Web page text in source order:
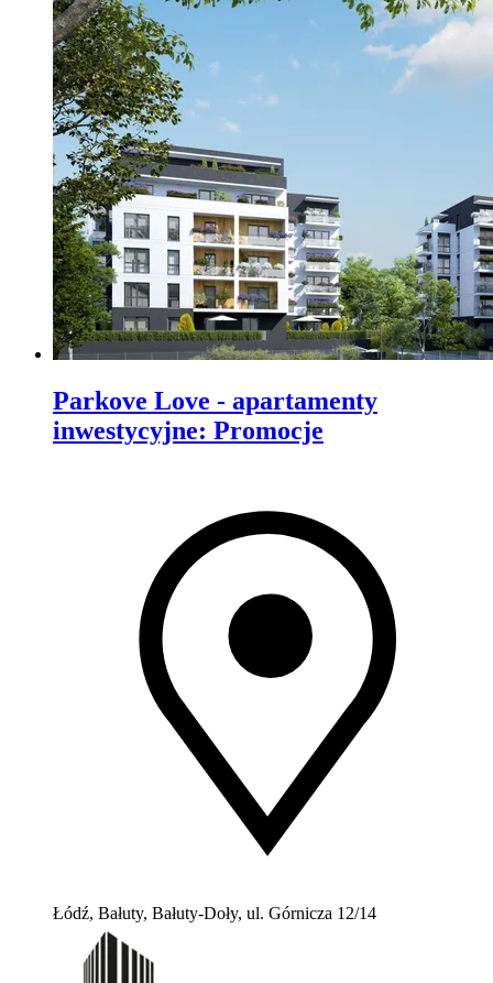
Parkove Love - apartamenty
inwestycyjne: Promocje
Łódź, Bałuty, Bałuty-Doły, ul. Górnicza 12/14